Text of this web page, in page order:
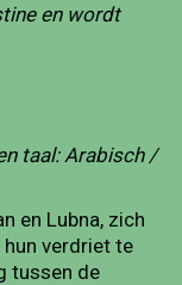
en wordt
taal: Arabisch /
en Lubna, zich
verdriet te
tussen de